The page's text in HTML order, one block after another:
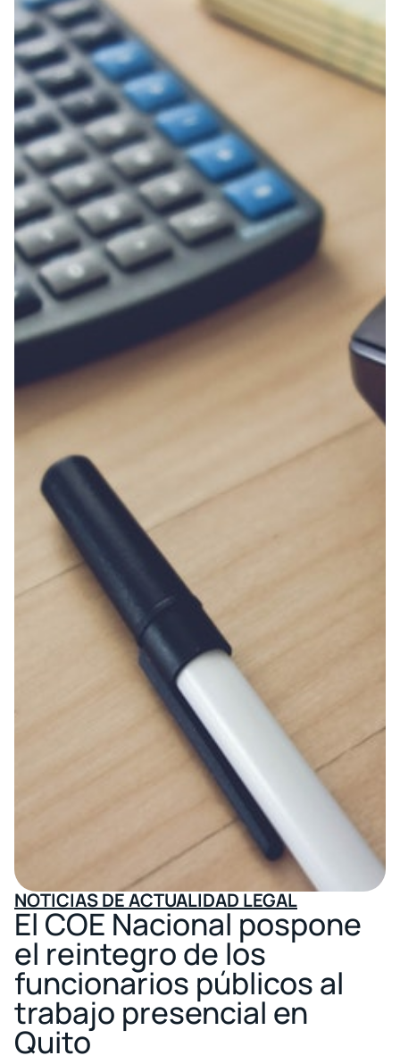
NOTICIAS DE ACTUALIDAD LEGAL
El COE Nacional pospone
el reintegro de los
funcionarios públicos al
trabajo presencial en
Quito